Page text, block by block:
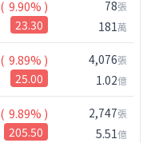
( 9.90% )
23.30
78張
181萬
( 9.89% )
25.00
4,076張
1.02億
( 9.89% )
205.50
2,747張
5.51億